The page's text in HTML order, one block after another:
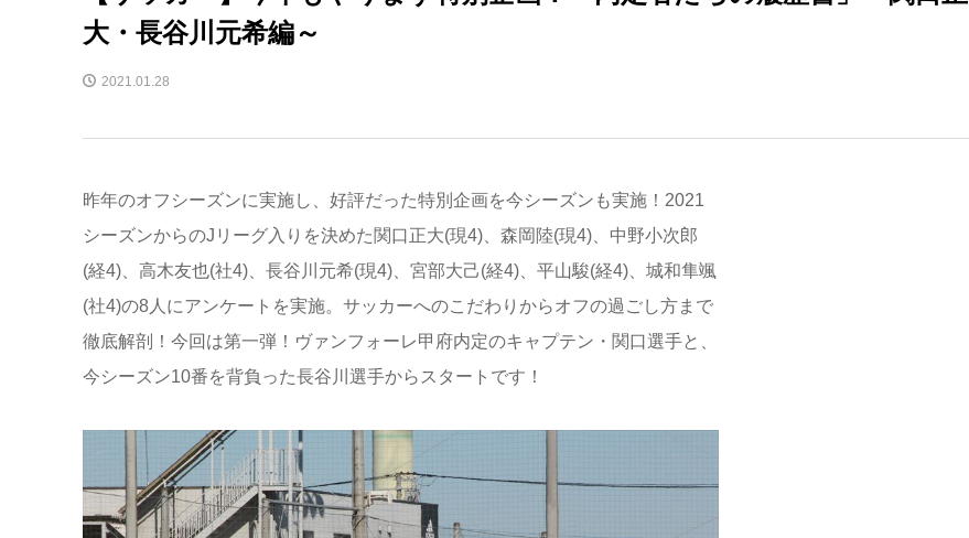
大・長谷川元希編～
2021.01.28
昨年のオフシーズンに実施し、好評だった特別企画を今シーズンも実施！2021
シーズンからのJリーグ入りを決めた関口正大(現4)、森岡陸(現4)、中野小次郎
(経4)、高木友也(社4)、長谷川元希(現4)、宮部大己(経4)、平山駿(経4)、城和隼颯
(社4)の8人にアンケートを実施。サッカーへのこだわりからオフの過ごし方まで
徹底解剖！今回は第一弾！ヴァンフォーレ甲府内定のキャプテン・関口選手と、
今シーズン10番を背負った長谷川選手からスタートです！